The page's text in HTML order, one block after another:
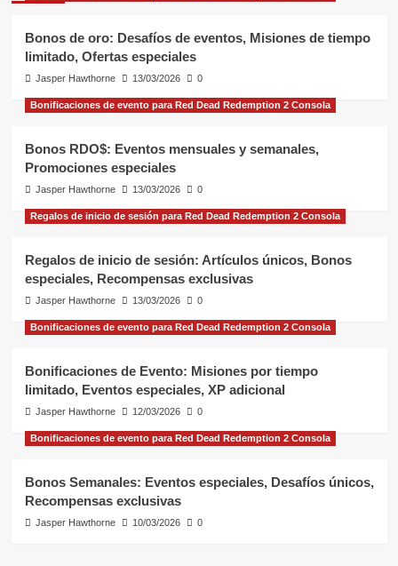
Bonos de oro: Desafíos de eventos, Misiones de tiempo
limitado, Ofertas especiales
Jasper Hawthorne 13/03/2026 0
Bonificaciones de evento para Red Dead Redemption 2 Consola
Bonos RDO$: Eventos mensuales y semanales,
Promociones especiales
Jasper Hawthorne 13/03/2026 0
Regalos de inicio de sesión para Red Dead Redemption 2 Consola
Regalos de inicio de sesión: Artículos únicos, Bonos
especiales, Recompensas exclusivas
Jasper Hawthorne 13/03/2026 0
Bonificaciones de evento para Red Dead Redemption 2 Consola
Bonificaciones de Evento: Misiones por tiempo
limitado, Eventos especiales, XP adicional
Jasper Hawthorne 12/03/2026 0
Bonificaciones de evento para Red Dead Redemption 2 Consola
Bonos Semanales: Eventos especiales, Desafíos únicos,
Recompensas exclusivas
Jasper Hawthorne 10/03/2026 0